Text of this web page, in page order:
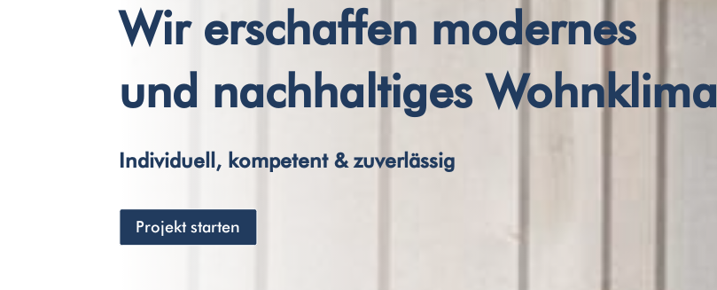
Wir erschaffen modernes
und nachhaltiges Wohnklima
Individuell, kompetent & zuverlässig
Projekt starten